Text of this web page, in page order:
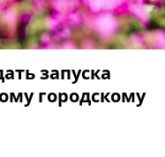
запуска
городскому